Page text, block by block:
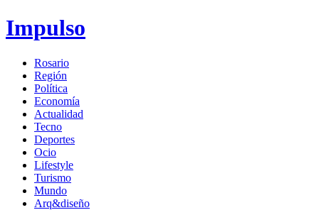
Impulso
Rosario
Región
Política
Economía
Actualidad
Tecno
Deportes
Ocio
Lifestyle
Turismo
Mundo
Arq&diseño